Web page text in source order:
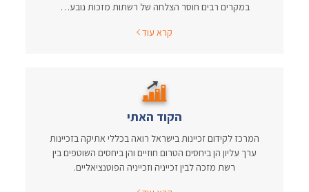
במקרים רבים חוסר הצלחה של רשתות מזכות נובע…
קרא עוד
הקוד האתי
המרכז לקידום זכיינות בישראל רואה בכללי אתיקה בזכיינות
ערך עליון הן ביחסים הטרום חוזיים והן ביחסים השוטפים בין
רשת מזכה לבין זכייניה וזכייניה הפוטנציאליים.